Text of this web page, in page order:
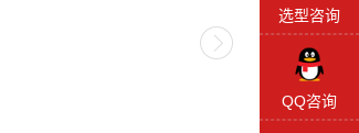
选型咨询
QQ咨询